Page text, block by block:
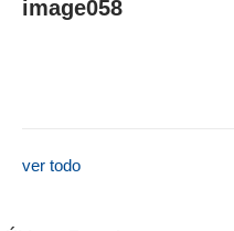
image058
ver todo